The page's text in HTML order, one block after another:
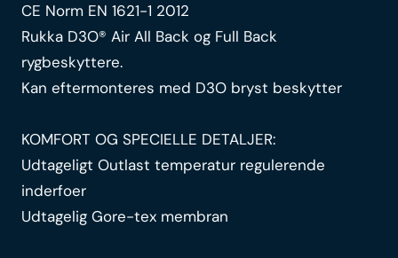
CE Norm EN 1621-1 2012
Rukka D3O® Air All Back og Full Back
rygbeskyttere.
Kan eftermonteres med D3O bryst beskytter
KOMFORT OG SPECIELLE DETALJER:
Udtageligt Outlast temperatur regulerende
inderfoer
Udtagelig Gore-tex membran